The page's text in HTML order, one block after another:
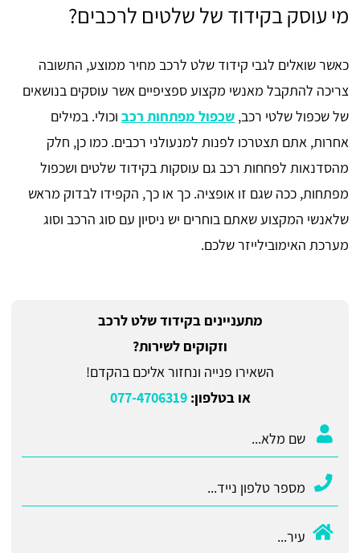
מי עוסק בקידוד של שלטים לרכבים?
כאשר שואלים לגבי קידוד שלט לרכב מחיר ממוצע, התשובה
צריכה להתקבל מאנשי מקצוע ספציפיים אשר עוסקים בנושאים
של שכפול שלטי רכב, שכפול מפתחות רכב וכולי. במילים
אחרות, אתם תצטרכו לפנות למנעולני רכבים. כמו כן, חלק
מהסדנאות לפחחות רכב גם עוסקות בקידוד שלטים ושכפול
מפתחות, ככה שגם זו אופציה. כך או כך, הקפידו לבדוק מראש
שלאנשי המקצוע שאתם בוחרים יש ניסיון עם סוג הרכב וסוג
מערכת האימובילייזר שלכם.
מתעניינים בקידוד שלט לרכב
וזקוקים לשירות?
השאירו פנייה ונחזור אליכם בהקדם!
או בטלפון:077-4706319